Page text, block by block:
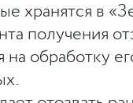
хранятся в
получения
на обработку